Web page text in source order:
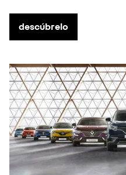
descúbrelo